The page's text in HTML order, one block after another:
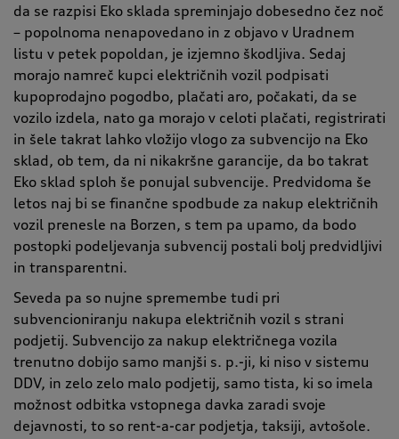
da se razpisi Eko sklada spreminjajo dobesedno čez noč
– popolnoma nenapovedano in z objavo v Uradnem
listu v petek popoldan, je izjemno škodljiva. Sedaj
morajo namreč kupci električnih vozil podpisati
kupoprodajno pogodbo, plačati aro, počakati, da se
vozilo izdela, nato ga morajo v celoti plačati, registrirati
in šele takrat lahko vložijo vlogo za subvencijo na Eko
sklad, ob tem, da ni nikakršne garancije, da bo takrat
Eko sklad sploh še ponujal subvencije. Predvidoma še
letos naj bi se finančne spodbude za nakup električnih
vozil prenesle na Borzen, s tem pa upamo, da bodo
postopki podeljevanja subvencij postali bolj predvidljivi
in transparentni.
Seveda pa so nujne spremembe tudi pri
subvencioniranju nakupa električnih vozil s strani
podjetij. Subvencijo za nakup električnega vozila
trenutno dobijo samo manjši s. p.-ji, ki niso v sistemu
DDV, in zelo zelo malo podjetij, samo tista, ki so imela
možnost odbitka vstopnega davka zaradi svoje
dejavnosti, to so rent-a-car podjetja, taksiji, avtošole.